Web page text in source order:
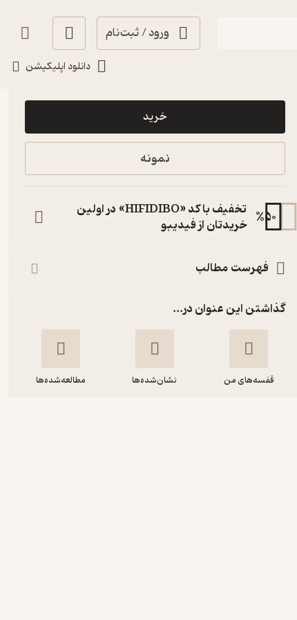
ورود / ثبت‌نام
دانلود اپلیکیشن
40,000
خرید
نمونه
%50
تخفیف با کد «HIFIDIBO» در اولین
خریدتان از فیدیبو
فهرست مطالب
گذاشتن این عنوان در...
قفسه‌های من نشان‌شده‌ها مطالعه‌شده‌ها